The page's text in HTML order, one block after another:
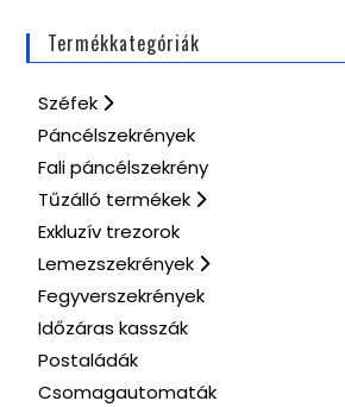
Termékkategóriák
Széfek
Páncélszekrények
Fali páncélszekrény
Tűzálló termékek
Exkluzív trezorok
Lemezszekrények
Fegyverszekrények
Időzáras kasszák
Postaládák
Csomagautomaták